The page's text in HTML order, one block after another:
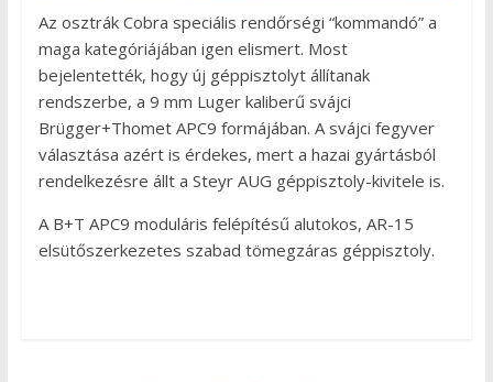
Az osztrák Cobra speciális rendőrségi “kommandó” a
maga kategóriájában igen elismert. Most
bejelentették, hogy új géppisztolyt állítanak
rendszerbe, a 9 mm Luger kaliberű svájci
Brügger+Thomet APC9 formájában. A svájci fegyver
választása azért is érdekes, mert a hazai gyártásból
rendelkezésre állt a Steyr AUG géppisztoly-kivitele is.
A B+T APC9 moduláris felépítésű alutokos, AR-15
elsütőszerkezetes szabad tömegzáras géppisztoly.